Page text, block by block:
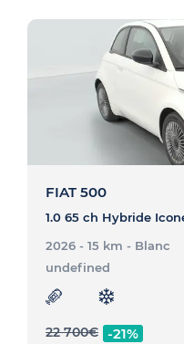
FIAT 500
2026 - 15 km - Blanc
undefined
22 700€ -21%